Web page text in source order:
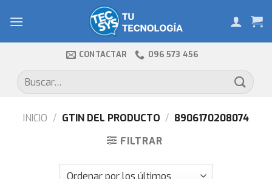
CONTACTAR 096 573 456
Buscar
por:
INICIO / GTIN DEL PRODUCTO / 8906170208074
FILTRAR